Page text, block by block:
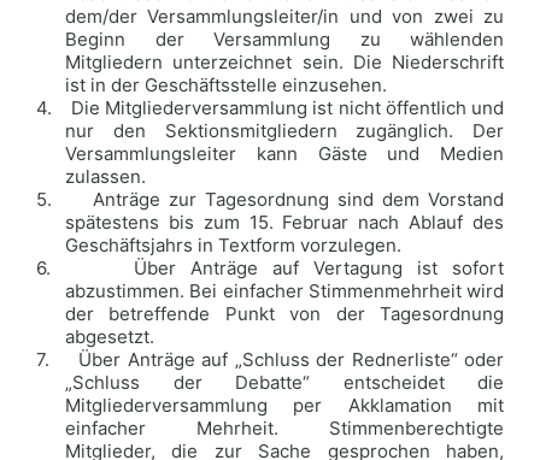
dem/der Versammlungsleiter/in und von zwei zu
Beginn der Versammlung zu wählenden
Mitgliedern unterzeichnet sein. Die Niederschrift
ist in der Geschäftsstelle einzusehen.
4.
Die Mitgliederversammlung ist nicht öffentlich und
nur den Sektionsmitgliedern zugänglich. Der
Versammlungsleiter kann Gäste und Medien
zulassen.
5.
Anträge zur Tagesordnung sind dem Vorstand
spätestens bis zum 15. Februar nach Ablauf des
Geschäftsjahrs in Textform vorzulegen.
6.
Über Anträge auf Vertagung ist sofort
abzustimmen. Bei einfacher Stimmenmehrheit wird
der betreffende Punkt von der Tagesordnung
abgesetzt.
7.
Über Anträge auf „Schluss der Rednerliste“ oder
„Schluss der Debatte“ entscheidet die
Mitgliederversammlung per Akklamation mit
einfacher Mehrheit. Stimmenberechtigte
Mitglieder, die zur Sache gesprochen haben,